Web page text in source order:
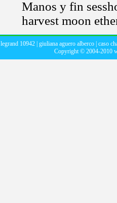
Manos y fin
harvest moon
legrand 10942| giuliana aguero alberco| caso
Copyright © 2004-2010